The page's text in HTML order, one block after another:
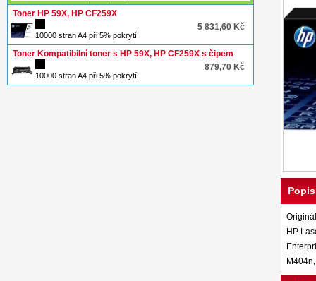
Toner HP 59X, HP CF259X
5 831,60 Kč
10000 stran A4 při 5% pokrytí
Toner Kompatibilní toner s HP 59X, HP CF259X s čipem
879,70 Kč
10000 stran A4 při 5% pokrytí
HP